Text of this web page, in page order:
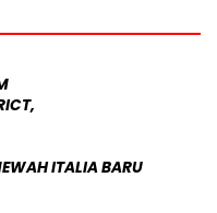
ITALIA BARU